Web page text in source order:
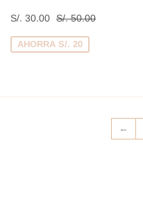
Precio
de
venta
S/. 30.00 S/.
30.00
Precio habitual
S/. 50.00
AHORRA S/. 20
←